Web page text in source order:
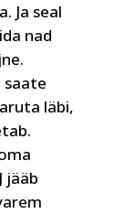
Ja seal
nad
saate
läbi,
jääb